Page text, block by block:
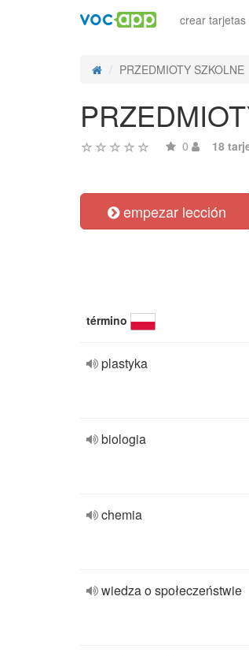
crear tarjetas
PRZEDMIOTY SZKOLNE
0 18
empezar lección
término
plastyka
biologia
chemia
wiedza o społeczeństwie